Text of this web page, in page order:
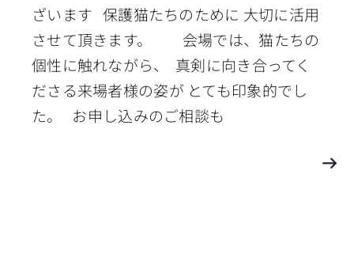
ざいます 保護猫たちのために 大切に活用
させて頂きます。 会場では、猫たちの
個性に触れながら、 真剣に向き合ってく
ださる来場者様の姿が とても印象的でし
た。 お申し込みのご相談も